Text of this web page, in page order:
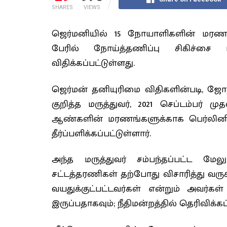
SHARES VIEWS
ஜெர்மனியில் 15 நோயாளிகளின்
பேரில் நோய்த்தணிப்பு
விதிக்கப்பட்டுள்ளது.
ஜெர்மன் தனியுரிமை
குறித்த மருத்துவர், 2021
ஆண்களின் மரணங்களுக்காக
தீர்ப்பளிக்கப்பட்டுள்ளார்.
அந்த மருத்துவர் சம்பந்தப்பட்ட
சட்டத்தரணிகள் தற்போது விசாரித்து
வயதுக்குட்பட்டவர்கள் என்றும்
இருப்பதாகவும்; நீதிமன்றத்தில்